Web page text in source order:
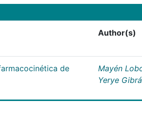
Author(s)
de
Mayén
Yerye